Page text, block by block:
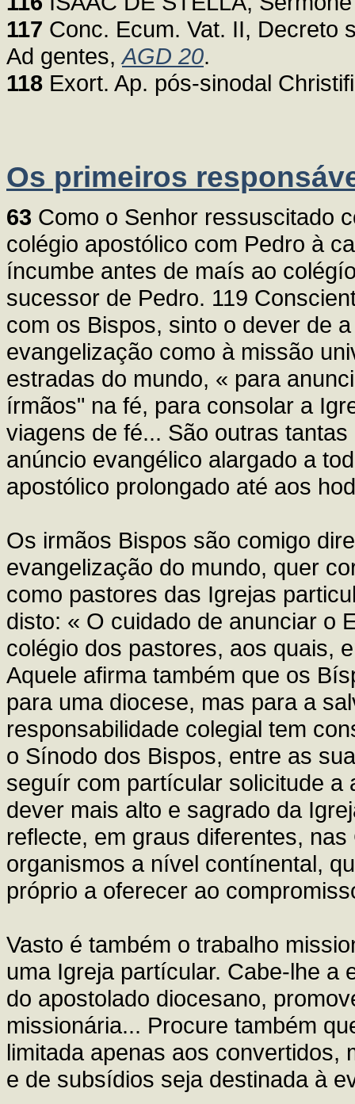
117 Conc. Ecum. Vat. II, Decreto
Ad gentes,AGD 20.
118 Exort. Ap. pós-sinodal
Os primeiros
63 Como o Senhor ressuscitado
colégio apostólico com Pedro à
íncumbe antes de maís ao
sucessor de Pedro. 119
com os Bispos, sinto o dever de
evangelização como à missão
estradas do mundo, « para
írmãos" na fé, para consolar a
viagens de fé... São outras
anúncio evangélico alargado a
apostólico prolongado até aos
Os irmãos Bispos são comigo
evangelização do mundo, quer
como pastores das Igrejas
disto: « O cuidado de anunciar o
colégio dos pastores, aos quais,
Aquele afirma também que os
para uma diocese, mas para a
responsabilidade colegial tem
o Sínodo dos Bispos, entre as
seguír com partícular solicitude a
dever mais alto e sagrado da
reflecte, em graus diferentes,
organismos a nível contínental,
próprio a oferecer ao
Vasto é também o trabalho
uma Igreja partícular. Cabe-lhe a
do apostolado diocesano,
missionária... Procure também
limitada apenas aos convertidos,
e de subsídios seja destinada à